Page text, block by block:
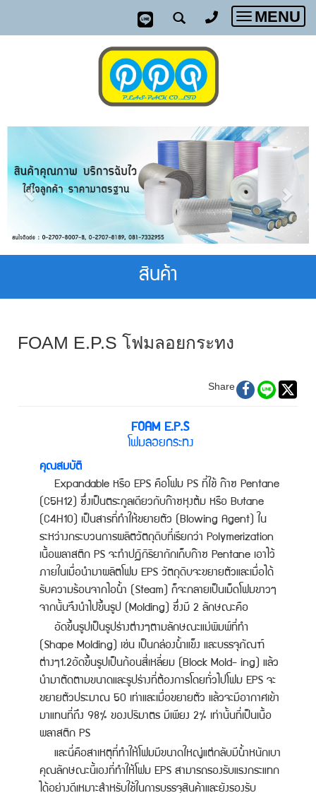
Toggle
MENU
สินค้า
FOAM E.P.S โฟมลอยกระทง
Share
FOAM E.P.S
โฟมลอยกระทง
คุณสมบัติ
Expandable หรือ EPS คือโฟม PS ที่ใช้ ก๊าซ Pentane
(C5H12) ซึ่งเป็นตระกูลเดียวกับก๊าซหุงต้ม หรือ Butane
(C4H10) เป็นสารที่ทำให้ขยายตัว (Blowing Agent) ใน
ระหว่างกระบวนการผลิตวัตถุดิบที่เรียกว่า Polymerization
เนื้อพลาสติก PS จะทำปฏิกิริยากักเก็บก๊าซ Pentane เอาไว้
ภายในเมื่อนำมาผลิตโฟม EPS วัตถุดิบจะขยายตัวและเมื่อได้
รับความร้อนจากไอน้ำ (Steam) ก็จะกลายเป็นเม็ดโฟมขาวๆ
จากนั้นจึงนำไปขึ้นรูป (Molding) ซึ่งมี 2 ลักษณะคือ
อัดขึ้นรูปเป็นรูปร่างต่างๆตามลักษณะแม่พิมพ์ที่ทำ
(Shape Molding) เช่น เป็นกล่องน้ำแข็ง และบรรจุภัณฑ์
ต่างๆ1.2อัดขึ้นรูปเป็นก้อนสี่เหลี่ยม (Block Mold- ing) แล้ว
นำมาตัดตามขนาดและรูปร่างที่ต้องการโดยทั่วไปโฟม EPS จะ
ขยายตัวประมาณ 50 เท่าและเมื่อขยายตัว แล้วจะมีอากาศเข้า
มาแทนที่ถึง 98% ของปริมาตร มีเพียง 2% เท่านั้นที่เป็นเนื้อ
พลาสติก PS
และนี่คือสาเหตุที่ทำให้โฟมมีขนาดใหญ่แต่กลับมีน้ำหนักเบา
คุณลักษณะนี้เองที่ทำให้โฟม EPS สามารถรองรับแรงกระแทก
ได้อย่างดีเหมาะสำหรับใช้ในการบรรจุสินค้าและยังรองรับ